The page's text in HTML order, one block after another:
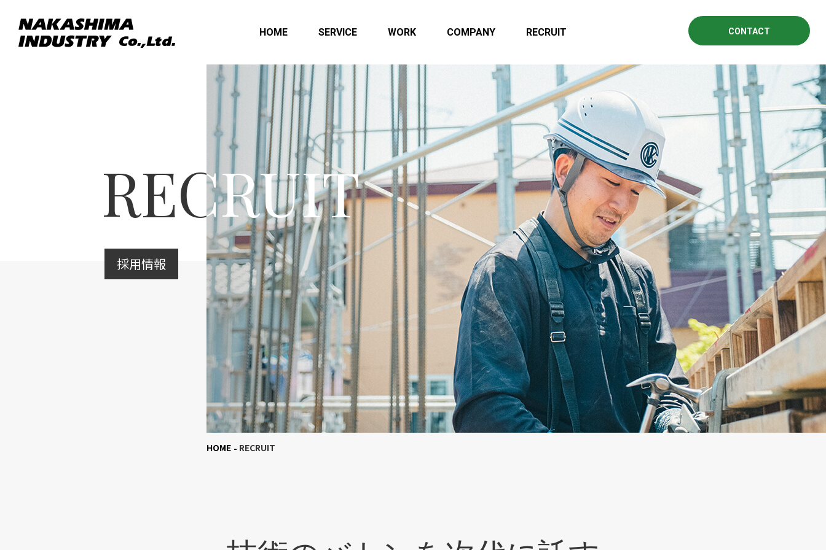
HOME SERVICE WORK COMPANY RECRUIT CONTACT
RECRUIT
採用情報
HOME RECRUIT